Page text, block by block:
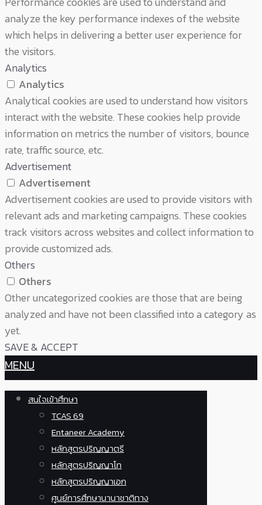
analyze the key performance indexes of the website
which helps in delivering a better user experience for
the visitors.
Analytics
Analytics
Analytical cookies are used to understand how visitors
interact with the website. These cookies help provide
information on metrics the number of visitors, bounce
rate, traffic source, etc.
Advertisement
Advertisement
Advertisement cookies are used to provide visitors with
relevant ads and marketing campaigns. These cookies
track visitors across websites and collect information to
provide customized ads.
Others
Others
Other uncategorized cookies are those that are being
analyzed and have not been classified into a category as
yet.
SAVE & ACCEPT
MENU
สนใจเข้าศึกษา
TCAS 69
Entaneer Academy
หลักสูตรปริญญาตรี
หลักสูตรปริญญาโท
หลักสูตรปริญญาเอก
ศูนย์การศึกษานานาชาติทาง